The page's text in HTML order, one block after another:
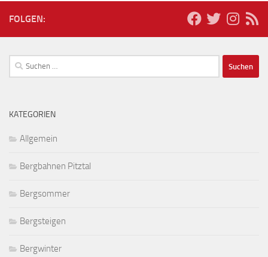
FOLGEN:
Suchen
nach:
KATEGORIEN
Allgemein
Bergbahnen Pitztal
Bergsommer
Bergsteigen
Bergwinter